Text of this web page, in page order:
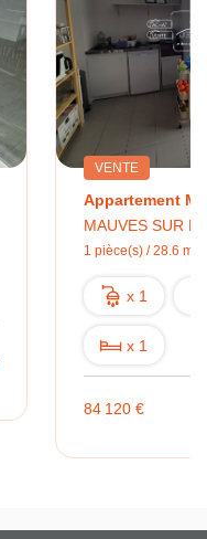
VENTE
MAUVES SUR
1 pièce(s) / 28.6 m²
x 1
x 1
84 120 €